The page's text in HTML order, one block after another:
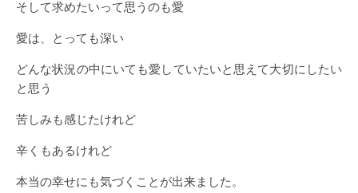
そして求めたいって思うのも愛
愛は、とっても深い
どんな状況の中にいても愛していたいと思えて大切にしたい
と思う
苦しみも感じたけれど
辛くもあるけれど
本当の幸せにも気づくことが出来ました。